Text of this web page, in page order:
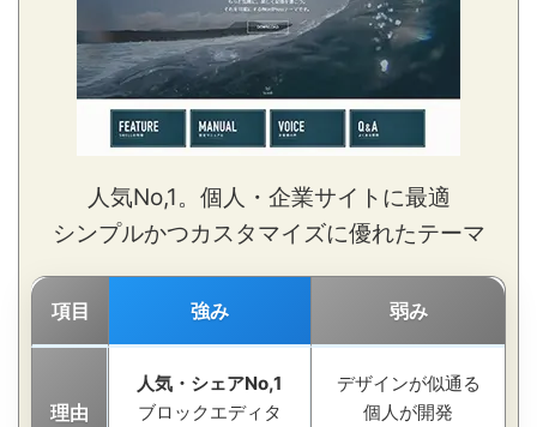
人気No,1。個人・企業サイトに最適
シンプルかつカスタマイズに優れたテーマ
項目 強み 弱み
理由
人気・シェアNo,1
ブロックエディタ
デザインが似通る
個人が開発